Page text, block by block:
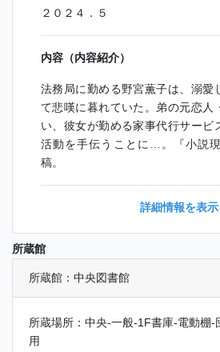
２０２４．５
内容（内容紹介）
法務局に勤める野宮薫子は、溺愛
て悲嘆に暮れていた。弟の元恋人
い、彼女が勤める家事代行サービ
活動を手伝うことに…。『小説
稿。
詳細情報を表示
所蔵館
所蔵館：中央図書館
所蔵場所：中央-一般-1F書庫-電動棚-
用